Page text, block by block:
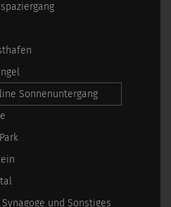
Sonnenuntergang
und Sonstiges